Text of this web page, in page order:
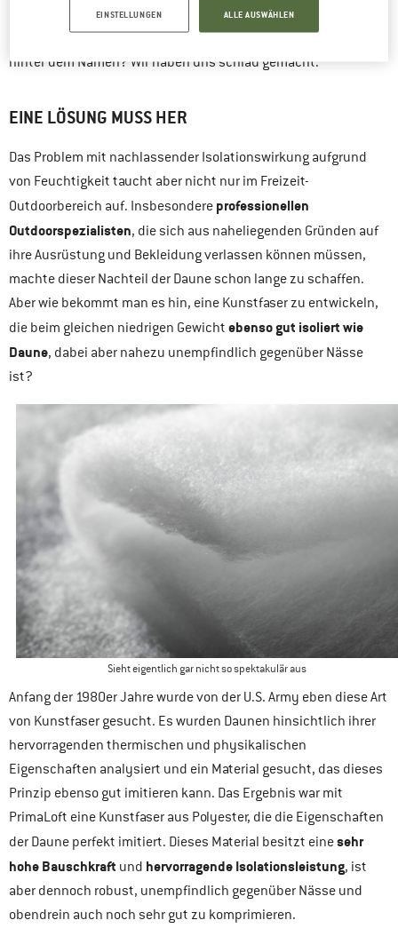
Die Lösung sind synthetische Füllungen. Ein sehr bekannter
Namen auf dem Gebiet istPrimaLoft. Aber was genau steckt
hinter dem Namen? Wir haben uns schlau gemacht.
EINE LÖSUNG MUSS HER
Das Problem mit nachlassender Isolationswirkung aufgrund
von Feuchtigkeit taucht aber nicht nur im Freizeit-
Outdoorbereich auf. Insbesondere professionellen
Outdoorspezialisten, die sich aus naheliegenden Gründen auf
ihre Ausrüstung und Bekleidung verlassen können müssen,
machte dieser Nachteil der Daune schon lange zu schaffen.
Aber wie bekommt man es hin, eine Kunstfaser zu entwickeln,
die beim gleichen niedrigen Gewicht ebenso gut isoliert wie
Daune, dabei aber nahezu unempfindlich gegenüber Nässe
ist?
Sieht eigentlich gar nicht so spektakulär aus
Anfang der 1980er Jahre wurde von der U.S. Army eben diese Art
von Kunstfaser gesucht. Es wurden Daunen hinsichtlich ihrer
hervorragenden thermischen und physikalischen
Eigenschaften analysiert und ein Material gesucht, das dieses
Prinzip ebenso gut imitieren kann. Das Ergebnis war mit
PrimaLoft eine Kunstfaser aus Polyester, die die Eigenschaften
der Daune perfekt imitiert. Dieses Material besitzt einesehr
hohe Bauschkraft und hervorragende Isolationsleistung, ist
aber dennoch robust, unempfindlich gegenüber Nässe und
obendrein auch noch sehr gut zu komprimieren.
EINSTELLUNGEN ALLE AUSWÄHLEN